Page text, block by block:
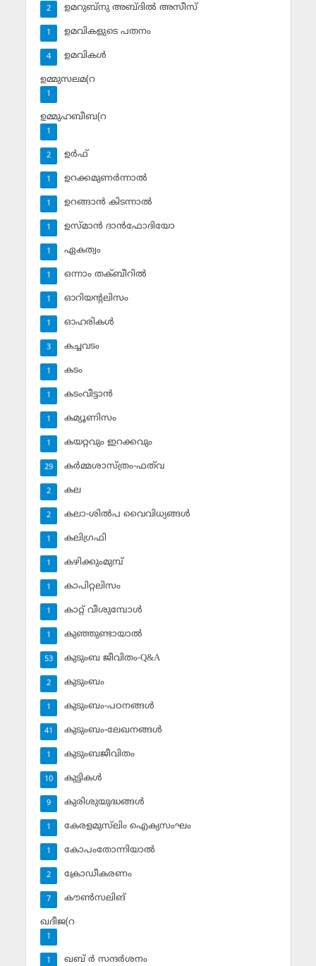
ഉമറുബ്‌നു അബ്ദില്‍ അസീസ്‌
2
ഉമവികളുടെ പതനം
1
ഉമവികള്‍
4
ഉമ്മുസലമ(റ
1
ഉമ്മുഹബീബ(റ
1
ഉര്‍ഫ്
2
ഉറക്കമുണര്‍ന്നാല്‍
1
ഉറങ്ങാന്‍ കിടന്നാല്‍
1
ഉസ്മാന്‍ ദാന്‍ഫോദിയോ
1
ഏകത്വം
1
ഒന്നാം തക്ബീറില്‍
1
ഓറിയന്റലിസം
1
ഓഹരികള്‍
1
കച്ചവടം
3
കടം
1
കടംവീട്ടാന്‍
1
കമ്യൂണിസം
1
കയറ്റവും ഇറക്കവും
1
കര്‍മ്മശാസ്ത്രം-ഫത്‌വ
29
കല
2
കലാ-ശില്‍പ വൈവിധ്യങ്ങള്‍
2
കലിഗ്രഫി
1
കഴിക്കുംമുമ്പ്
1
കാപിറ്റലിസം
1
കാറ്റ് വീശുമ്പോള്‍
1
കുഞ്ഞുണ്ടായാല്‍
1
കുടുംബ ജീവിതം-Q&A
53
കുടുംബം
2
കുടുംബം-പഠനങ്ങള്‍
1
കുടുംബം-ലേഖനങ്ങള്‍
41
കുടുംബജീവിതം
1
കുട്ടികള്‍
10
കുരിശുയുദ്ധങ്ങള്‍
9
കേരളമുസ്‌ലിം ഐക്യസംഘം
1
കോപംതോന്നിയാല്‍
1
ക്രോഡീകരണം
2
കൗണ്‍സലിങ്‌
7
ഖദീജ(റ
1
ഖബ് ര്‍ സന്ദര്‍ശനം
1